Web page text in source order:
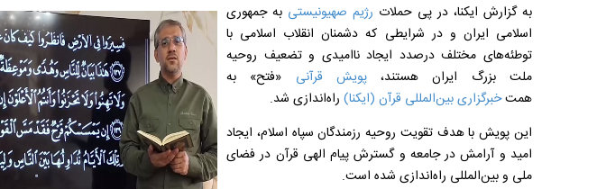
به گزارش ایکنا، در پی حملات رژیم صهیونیستی به جمهوری
اسلامی ایران و در شرایطی که دشمنان انقلاب اسلامی با
توطئه‌های مختلف درصدد ایجاد ناامیدی و تضعیف روحیه
ملت بزرگ ایران هستند،پویش قرآنی «فتح» به
همتخبرگزاری بین‌المللی قرآن (ایکنا) راه‌اندازی شد.
این پویش با هدف تقویت روحیه رزمندگان سپاه اسلام، ایجاد
امید و آرامش در جامعه و گسترش پیام الهی قرآن در فضای
ملی و بین‌المللی راه‌اندازی شده است.